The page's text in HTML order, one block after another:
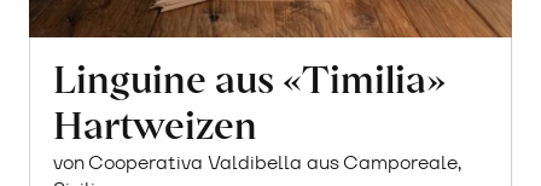
Linguine aus «Timilia»
Hartweizen
von Cooperativa Valdibella aus Camporeale,